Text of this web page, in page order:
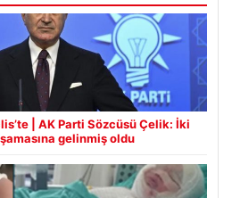
| AK Parti Sözcüsü Çelik: İki
gelinmiş oldu